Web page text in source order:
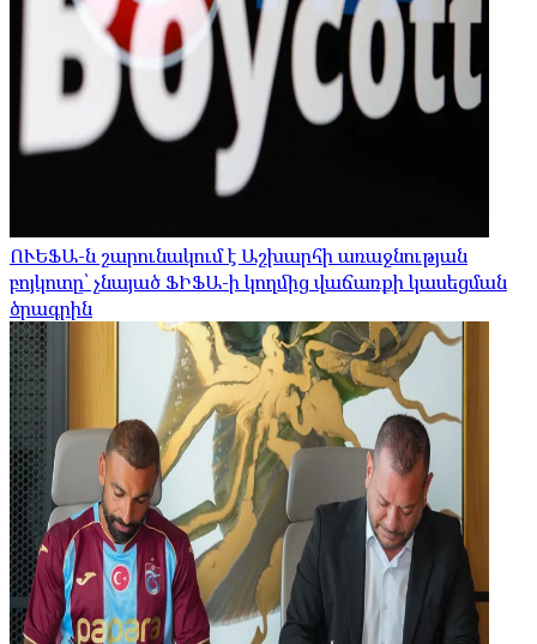
ՈՒԵՖԱ-ն շարունակում է Աշխարհի առաջնության
բոյկոտը՝ չնայած ՖԻՖԱ-ի կողմից վաճառքի կասեցման
ծրագրին